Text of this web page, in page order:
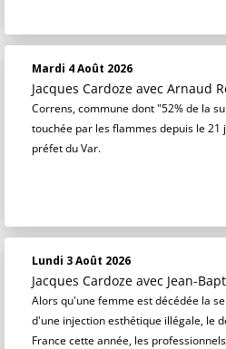
Mardi 4 Août 2026
Jacques Cardoze avec Arnaud
Correns, commune dont "52% de la
touchée par les flammes depuis le 21
préfet du Var.
Lundi 3 Août 2026
Jacques Cardoze avec Jean-
Alors qu'une femme est décédée la
d'une injection esthétique illégale, le
France cette année, les